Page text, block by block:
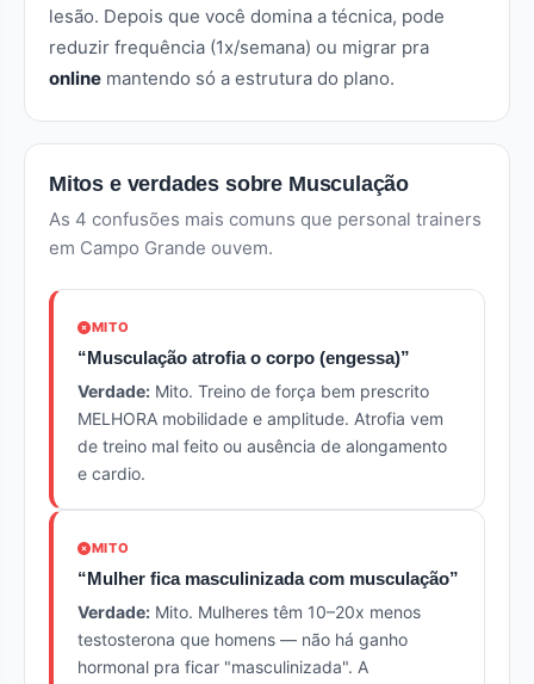
lesão. Depois que você domina a técnica, pode
reduzir frequência (1x/semana) ou migrar pra
online mantendo só a estrutura do plano.
Mitos e verdades sobre Musculação
As 4 confusões mais comuns que personal trainers
em Campo Grande ouvem.
MITO
“Musculação atrofia o corpo (engessa)”
Verdade: Mito. Treino de força bem prescrito
MELHORA mobilidade e amplitude. Atrofia vem
de treino mal feito ou ausência de alongamento
e cardio.
MITO
“Mulher fica masculinizada com musculação”
Verdade: Mito. Mulheres têm 10–20x menos
testosterona que homens — não há ganho
hormonal pra ficar "masculinizada". A